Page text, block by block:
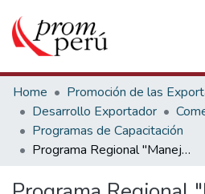
Communities & Collections
All of DSpace
Statistics
Estadísticas Externas
Home
Desarrollo Exportador
Programas de Capacitación
Programa Regional "Manejo Sostenible de los Bosques Secos de la Costa Norte del Perú-Norbosque"